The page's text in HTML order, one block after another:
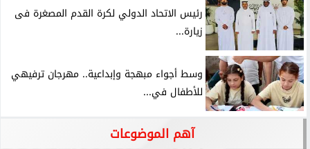
رئيس الاتحاد الدولي لكرة القدم المصغرة فى
زيارة...
وسط أجواء مبهجة وإبداعية.. مهرجان ترفيهي
للأطفال في...
آهم الموضوعات